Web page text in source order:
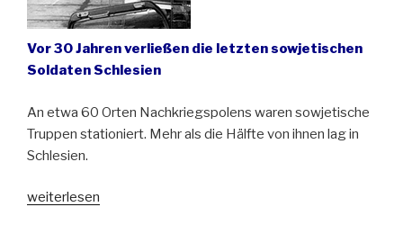
Vor 30 Jahren verließen die letzten sowjetischen
Soldaten Schlesien
An etwa 60 Orten Nachkriegspolens waren sowjetische
Truppen stationiert. Mehr als die Hälfte von ihnen lag in
Schlesien.
„Ungebetene
weiterlesen